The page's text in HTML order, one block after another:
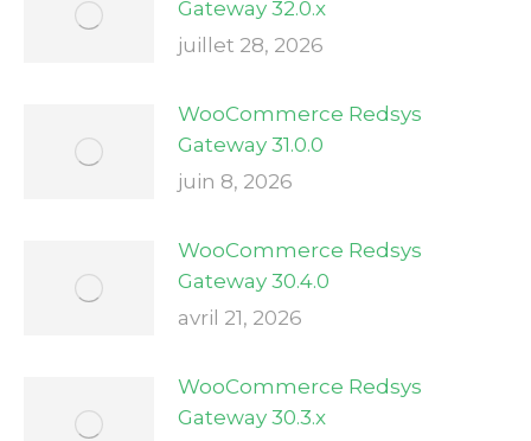
Gateway 32.0.x
juillet 28, 2026
WooCommerce Redsys
Gateway 31.0.0
juin 8, 2026
WooCommerce Redsys
Gateway 30.4.0
avril 21, 2026
WooCommerce Redsys
Gateway 30.3.x